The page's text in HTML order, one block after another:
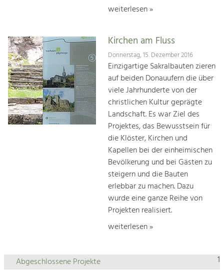
weiterlesen »
Kirchen am Fluss
Donnerstag, 15. Dezember 2016
Einzigartige Sakralbauten zieren
auf beiden Donauufern die über
viele Jahrhunderte von der
christlichen Kultur geprägte
Landschaft. Es war Ziel des
Projektes, das Bewusstsein für
die Klöster, Kirchen und
Kapellen bei der einheimischen
Bevölkerung und bei Gästen zu
steigern und die Bauten
erlebbar zu machen. Dazu
wurde eine ganze Reihe von
Projekten realisiert.
weiterlesen »
1
Abgeschlossene Projekte